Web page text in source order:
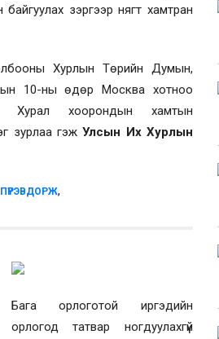
байгуулах зэргээр нягт хамтран
Хурлын Төрийн Думын,
10-ны өдөр Москва хотноо
Хурал хоорондын хамтын
зурлаа гэжУлсын Их Хурлын
,
Бага орлоготой иргэдийн
орлогод татвар ногдуулахгүй